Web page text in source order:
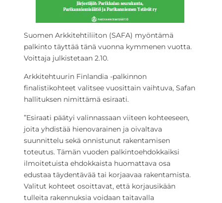
Suomen Arkkitehtiliiton (SAFA) myöntämä
palkinto täyttää tänä vuonna kymmenen vuotta.
Voittaja julkistetaan 2.10.
Arkkitehtuurin Finlandia -palkinnon
finalistikohteet valitsee vuosittain vaihtuva, Safan
hallituksen nimittämä esiraati.
”Esiraati päätyi valinnassaan viiteen kohteeseen,
joita yhdistää hienovarainen ja oivaltava
suunnittelu sekä onnistunut rakentamisen
toteutus. Tämän vuoden palkintoehdokkaiksi
ilmoitetuista ehdokkaista huomattava osa
edustaa täydentävää tai korjaavaa rakentamista.
Valitut kohteet osoittavat, että korjausikään
tulleita rakennuksia voidaan taitavalla